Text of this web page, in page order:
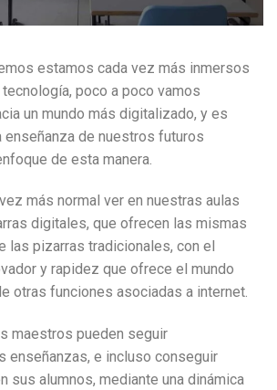
estamos cada vez más inmersos
poco a poco vamos
un mundo más digitalizado, y es
enseñanza de nuestros futuros
de esta manera.
más normal ver en nuestras aulas
digitales, que ofrecen las mismas
las pizarras tradicionales, con el
y rapidez que ofrece el mundo
otras funciones asociadas a internet.
maestros pueden seguir
enseñanzas, e incluso conseguir
sus alumnos, mediante una dinámica